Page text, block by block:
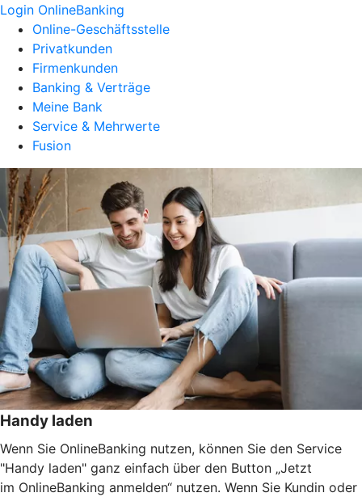
Login OnlineBanking
Online-Geschäftsstelle
Privatkunden
Firmenkunden
Banking & Verträge
Meine Bank
Service & Mehrwerte
Fusion
Handy laden
Wenn Sie OnlineBanking nutzen, können Sie den Service
"Handy laden" ganz einfach über den Button „Jetzt
im OnlineBanking anmelden“ nutzen. Wenn Sie Kundin oder